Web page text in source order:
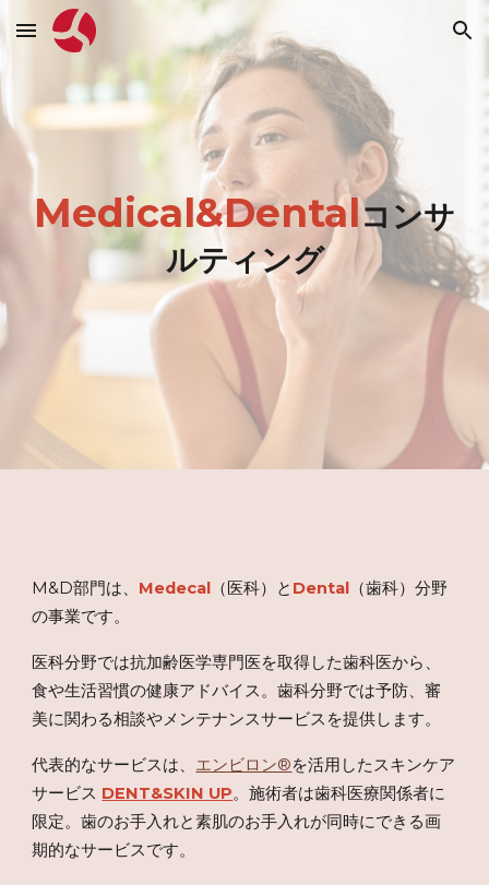
Skip to main content Skip to navigation
Medical&Dentalコンサ
ルティング
M&D部門は、 Medecal （医科）と Dental （歯科）分野
の事業です。
医科分野では抗加齢医学専門医を取得した歯科医から、
食や生活習慣の健康アドバイス。歯科分野では予防、審
美に関わる相談やメンテナンスサービスを提供します。
代表的なサービスは、 エンビロン®を活用したスキンケア
サービス DENT&SKIN UP。施術者は歯科医療関係者に
限定。歯のお手入れと素肌のお手入れが同時にできる画
期的なサービスです。